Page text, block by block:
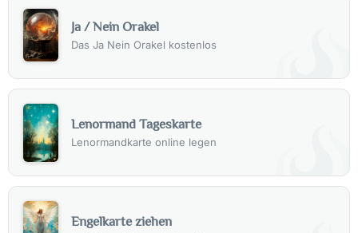
Ja / Nein Orakel
Das Ja Nein Orakel kostenlos
Lenormand Tageskarte
Lenormandkarte online legen
Engelkarte ziehen